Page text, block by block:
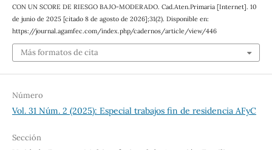
CON UN SCORE DE RIESGO BAJO-MODERADO. Cad.Aten.Primaria [Internet]. 10
de junio de 2025 [citado 8 de agosto de 2026];31(2). Disponible en:
https://journal.agamfec.com/index.php/cadernos/article/view/446
Más formatos de cita
Número
Vol. 31 Núm. 2 (2025): Especial trabajos fin de residencia AFyC
Sección